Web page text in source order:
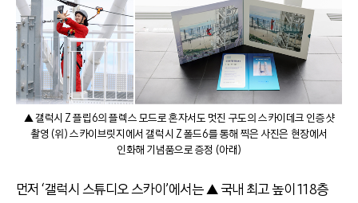
▲ 갤럭시 Z 플립6의 플렉스 모드로 혼자서도 멋진 구도의 스카이데크 인증샷
촬영 (위) 스카이브릿지에서 갤럭시 Z 폴드6를 통해 찍은 사진은 현장에서
인화해 기념품으로 증정 (아래)
먼저 ‘갤럭시 스튜디오 스카이’에서는 ▲ 국내 최고 높이 118층